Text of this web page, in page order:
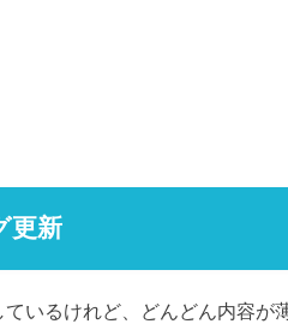
更新
いるけれど、どんどん内容が